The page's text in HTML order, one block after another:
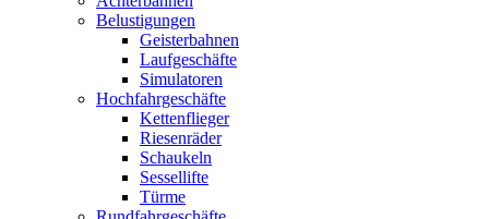
Belustigungen
Geisterbahnen
Laufgeschäfte
Simulatoren
Hochfahrgeschäfte
Kettenflieger
Riesenräder
Schaukeln
Sessellifte
Türme